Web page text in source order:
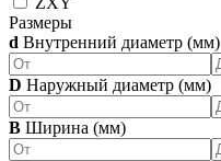
Размеры
d Внутренний диаметр (мм)
D Наружный диаметр (мм)
B Ширина (мм)